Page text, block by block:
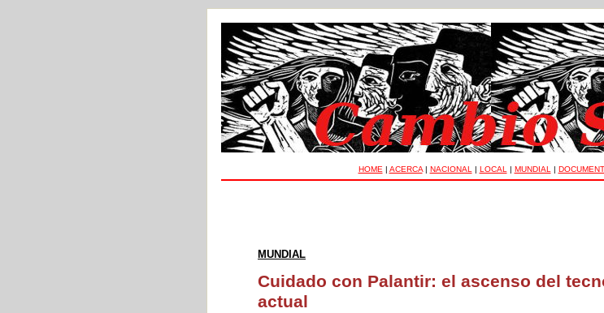
HOME | ACERCA| NACIONAL | LOCAL | MUNDIAL |
MUNDIAL
Cuidado con Palantir: el ascenso del
actual